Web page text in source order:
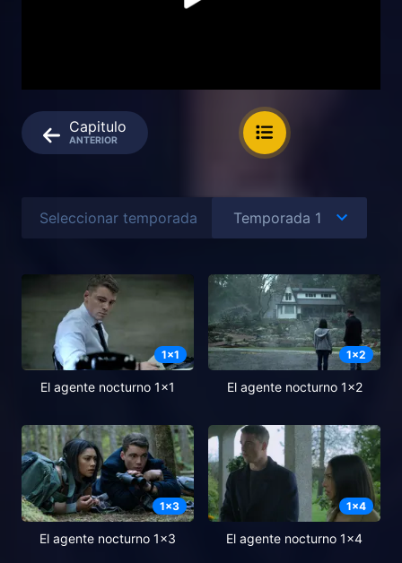
Capitulo
ANTERIOR
Seleccionar temporada
1x1
El agente nocturno 1x1
1x2
El agente nocturno 1x2
1x3
El agente nocturno 1x3
1x4
El agente nocturno 1x4